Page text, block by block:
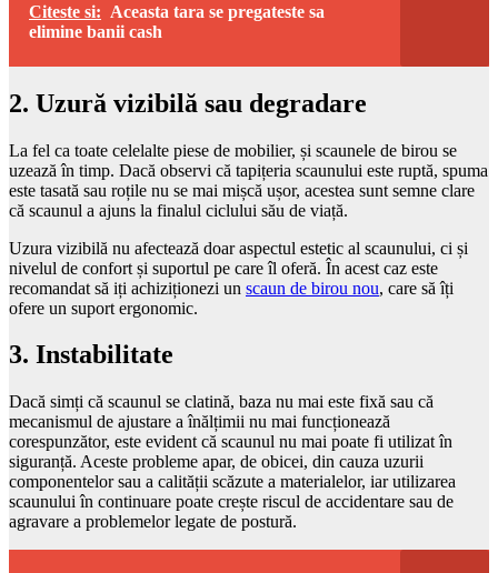
Citeste si: Aceasta tara se pregateste sa
elimine banii cash
2. Uzură vizibilă sau degradare
La fel ca toate celelalte piese de mobilier, și scaunele de birou se
uzează în timp. Dacă observi că tapițeria scaunului este ruptă, spuma
este tasată sau roțile nu se mai mișcă ușor, acestea sunt semne clare
că scaunul a ajuns la finalul ciclului său de viață.
Uzura vizibilă nu afectează doar aspectul estetic al scaunului, ci și
nivelul de confort și suportul pe care îl oferă. În acest caz este
recomandat să iți achiziționezi un scaun de birou nou, care să îți
ofere un suport ergonomic.
3. Instabilitate
Dacă simți că scaunul se clatină, baza nu mai este fixă sau că
mecanismul de ajustare a înălțimii nu mai funcționează
corespunzător, este evident că scaunul nu mai poate fi utilizat în
siguranță. Aceste probleme apar, de obicei, din cauza uzurii
componentelor sau a calității scăzute a materialelor, iar utilizarea
scaunului în continuare poate crește riscul de accidentare sau de
agravare a problemelor legate de postură.